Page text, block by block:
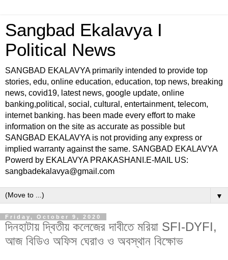
Sangbad Ekalavya I
Political News
SANGBAD EKALAVYA primarily intended to provide top
stories, edu, online education, education, top news, breaking
news, covid19, latest news, google update, online
banking,political, social, cultural, entertainment, telecom,
internet banking. has been made every effort to make
information on the site as accurate as possible but
SANGBAD EKALAVYA is not providing any express or
implied warranty against the same. SANGBAD EKALAVYA
Powerd by EKALAVYA PRAKASHANI.E-MAIL US:
sangbadekalavya@gmail.com
▼
Friday, October 9, 2020
দিনহাটায় দ্বিতীয় কলেজের দাবীতে মরিয়া SFI-DYFI,
আজ বিডিও অফিস ঘেরাও ও অবস্থান বিক্ষোভ